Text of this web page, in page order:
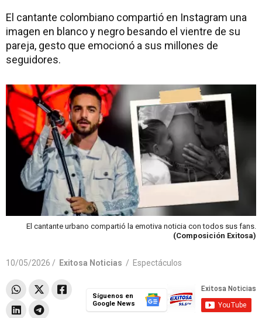
El cantante colombiano compartió en Instagram una
imagen en blanco y negro besando el vientre de su
pareja, gesto que emocionó a sus millones de
seguidores.
El cantante urbano compartió la emotiva noticia con todos sus fans.
(Composición Exitosa)
10/05/2026 / Exitosa Noticias / Espectáculos
Síguenos en
Google News